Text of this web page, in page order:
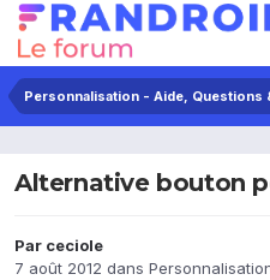
Personnalisation - Aide, Questions
Alternative bouton
Par ceciole
7 août 2012 dans